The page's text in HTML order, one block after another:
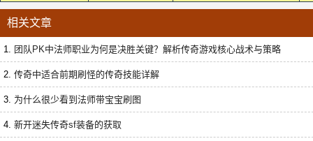
相关文章
1. 团队PK中法师职业为何是决胜关键？解析传奇游戏核心战术与策略
2. 传奇中适合前期刷怪的传奇技能详解
3. 为什么很少看到法师带宝宝刷图
4. 新开迷失传奇sf装备的获取